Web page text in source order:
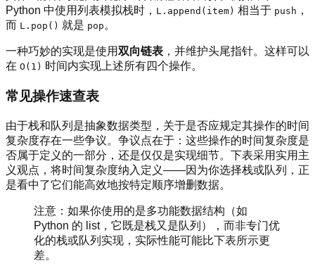
Python 中使用列表模拟栈时， L.append(item) 相当于 push ，
而 L.pop() 就是 pop 。
一种巧妙的实现是使用双向链表 ，并维护头尾指针。这样可以
在 O(1) 时间内实现上述所有四个操作。
常见操作速查表
由于栈和队列是抽象数据类型，关于是否应规定其操作的时间
复杂度存在一些争议。争议点在于：这些操作的时间复杂度是
否属于定义的一部分，还是仅仅是实现细节。下表采用实用主
义观点，将时间复杂度纳入定义——因为你选择栈或队列，正
是看中了它们能高效地按特定顺序增删数据。
注意：如果你使用的是多功能数据结构（如
Python 的 list，它既是栈又是队列），而非专门优
化的栈或队列实现，实际性能可能比下表所示更
差。